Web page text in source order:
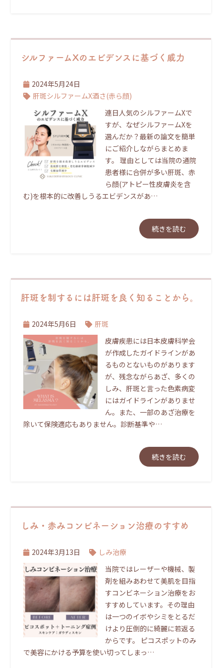
シルファームXのエビデンスに基づく威力
2024年5月24日
肝斑シルファームX酒さ(赤ら顔)
連日人気のシルファームXで
すが、なぜシルファームXを
選んだか？最新の論文を簡単
にご紹介しながらまとめま
す。 理由としては当院の通院
患者様に合併が多い肝斑、赤
ら顔(アトピー性皮膚炎を含
む)を根本的に改善しうるエビデンスがあ…
続きを読む
肝斑を制するには肝斑を良く知ることから。
2024年5月6日
肝斑
皮膚疾患には日本皮膚科学会
が作成したガイドラインがあ
るものとないものがあります
が、残念ながらあざ、多くの
しみ、肝斑と言った色素病変
にはガイドラインがありませ
ん。また、一部のあざ治療を
除いて保険適応もありません。診断基準や…
続きを読む
しみ・赤みコンビネーション治療のすすめ
2024年3月13日
しみ治療
当院ではレーザーや機械、製
剤を組みあわせて美肌を目指
すコンビネーション治療をお
すすめしています。その理由
は一つのイボやシミをとるだ
けより圧倒的に綺麗に若返る
からです。 ピコスポットのみ
で美容にかける予算を使い切ってしまっ…